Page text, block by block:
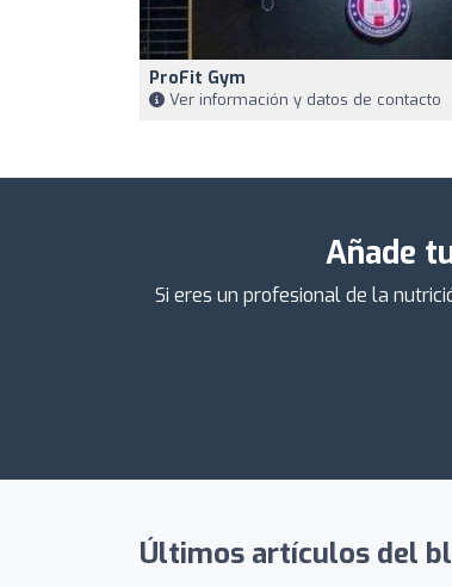
ProFit Gym
Ver información y datos de contacto
Añade
Si eres un profesional de la
Últimos artículos del